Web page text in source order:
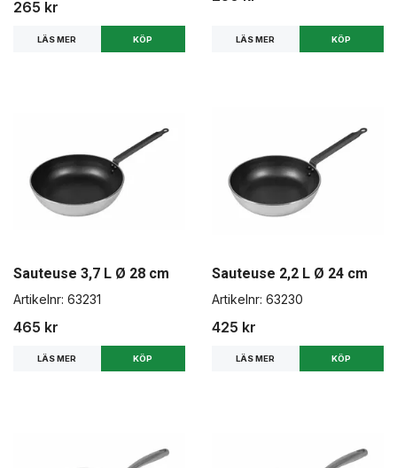
265 kr
LÄS MER LÄS MER
Sauteuse 3,7 L Ø 28 cm
Artikelnr: 63231
465 kr
LÄS MER
Sauteuse 2,2 L Ø 24 cm
Artikelnr: 63230
425 kr
LÄS MER